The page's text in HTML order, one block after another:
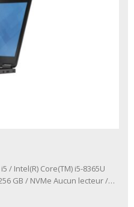
/ Intel(R) Core(TM) i5-8365U
CPU @ 1.60GHz / GEN 8 / 16 GB / 256 GB / NVMe Aucun lecteur /…